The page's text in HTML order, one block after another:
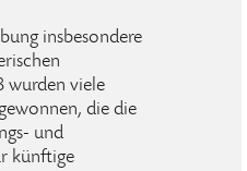
insbesondere
wurden viele
die die
und
künftige